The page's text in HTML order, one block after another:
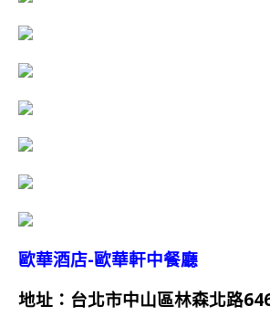
歐華酒店-歐華軒中餐廳
地址：台北市中山區林森北路